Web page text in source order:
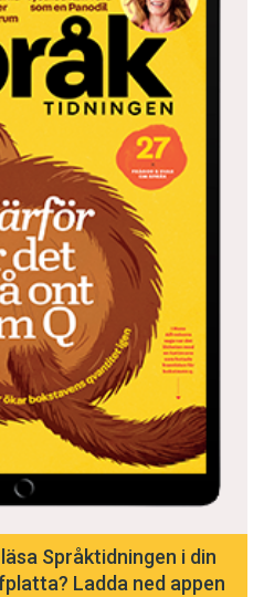
Språktidningen i din
Ladda ned appen